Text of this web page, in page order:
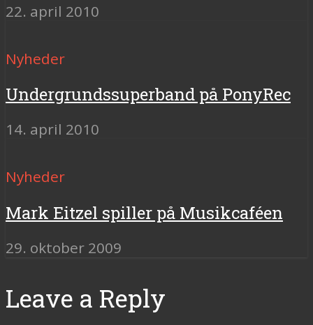
22. april 2010
Nyheder
Undergrundssuperband på PonyRec
14. april 2010
Nyheder
Mark Eitzel spiller på Musikcaféen
29. oktober 2009
Leave a Reply